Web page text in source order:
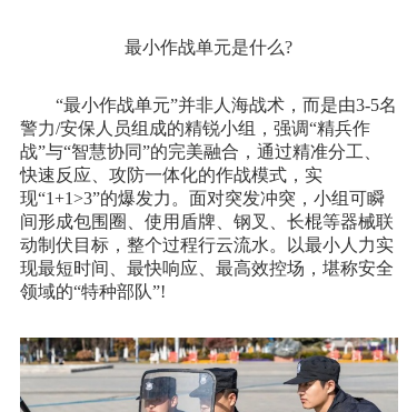
最小作战单元是什么?
“最小作战单元”并非人海战术，而是由3-5名
警力/安保人员组成的精锐小组，强调“精兵作
战”与“智慧协同”的完美融合，通过精准分工、
快速反应、攻防一体化的作战模式，实
现“1+1>3”的爆发力。面对突发冲突，小组可瞬
间形成包围圈、使用盾牌、钢叉、长棍等器械联
动制伏目标，整个过程行云流水。以最小人力实
现最短时间、最快响应、最高效控场，堪称安全
领域的“特种部队”!